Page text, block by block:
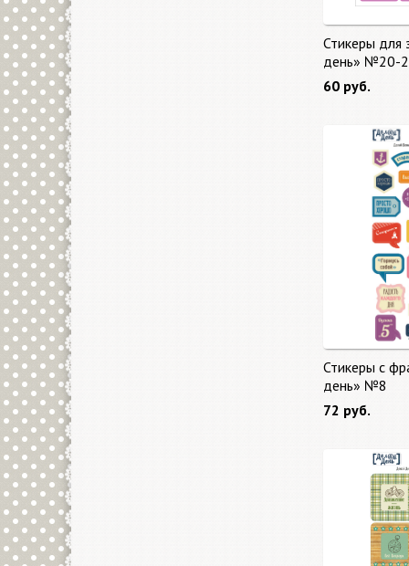
Стикеры для
день» №20-2
60 руб.
Стикеры с
день» №8
72 руб.